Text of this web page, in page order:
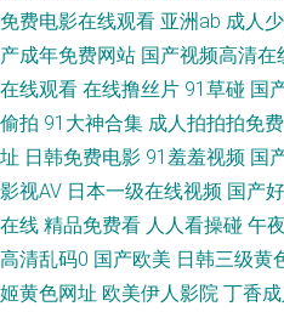
人高潮 欧美ssswww 天美传媒毛片 91
青青草99热 91在线播放视频 九九国
另类图片亚洲色图 日韩三级毛片
影院6018 91给我女成人 人妻伊人大
免费电影在线观看 亚洲ab 成人
产成年免费网站 国产视频高清在
在线观看 在线撸丝片 91草碰 国
偷拍 91大神合集 成人拍拍拍免费
址 日韩免费电影 91羞羞视频 国
影视AV 日本一级在线视频 国产
在线 精品免费看 人人看操碰 午
高清乱码0 国产欧美 日韩三级黄
姬黄色网址 欧美伊人影院 丁香